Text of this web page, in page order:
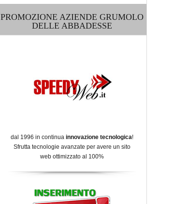
PROMOZIONE AZIENDE GRUMOLO
DELLE ABBADESSE
dal 1996 in continua innovazione tecnologica!
Sfrutta tecnologie avanzate per avere un sito
web ottimizzato al 100%